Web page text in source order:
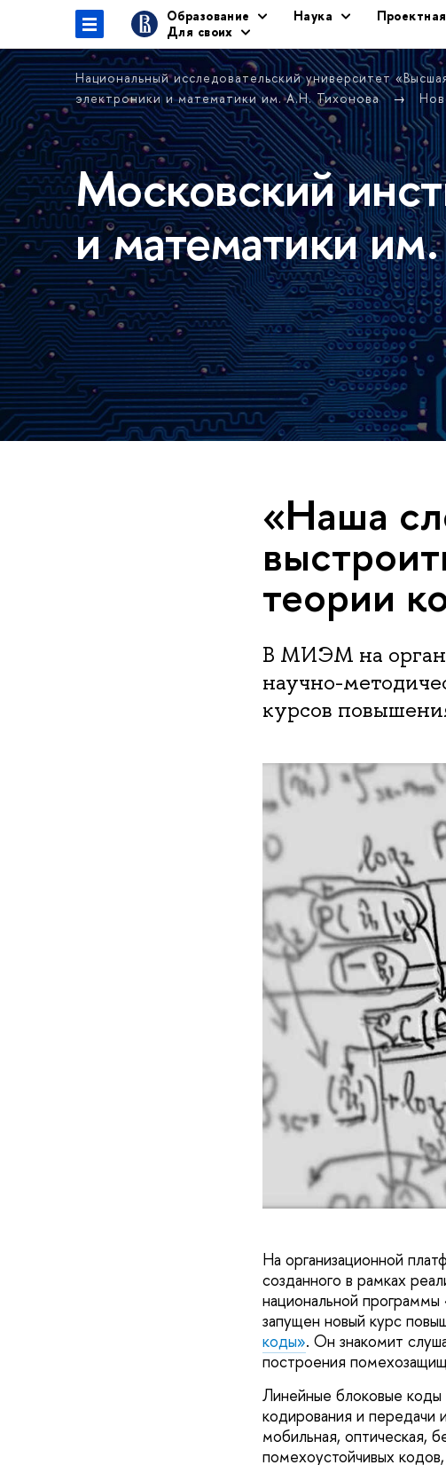
Образование Наука
Для своих
Национальный исследовательский университет
электроники и математики им. А.Н. Тихонова
Московский
и математики
«Наша
теории
В МИЭМ на
научно-
курсов
На организационной
созданного в рамках
национальной
запущен новый курс
коды». Он знакомит
построения
Линейные блоковые коды
кодирования и передачи
мобильная, оптическая,
помехоустойчивых